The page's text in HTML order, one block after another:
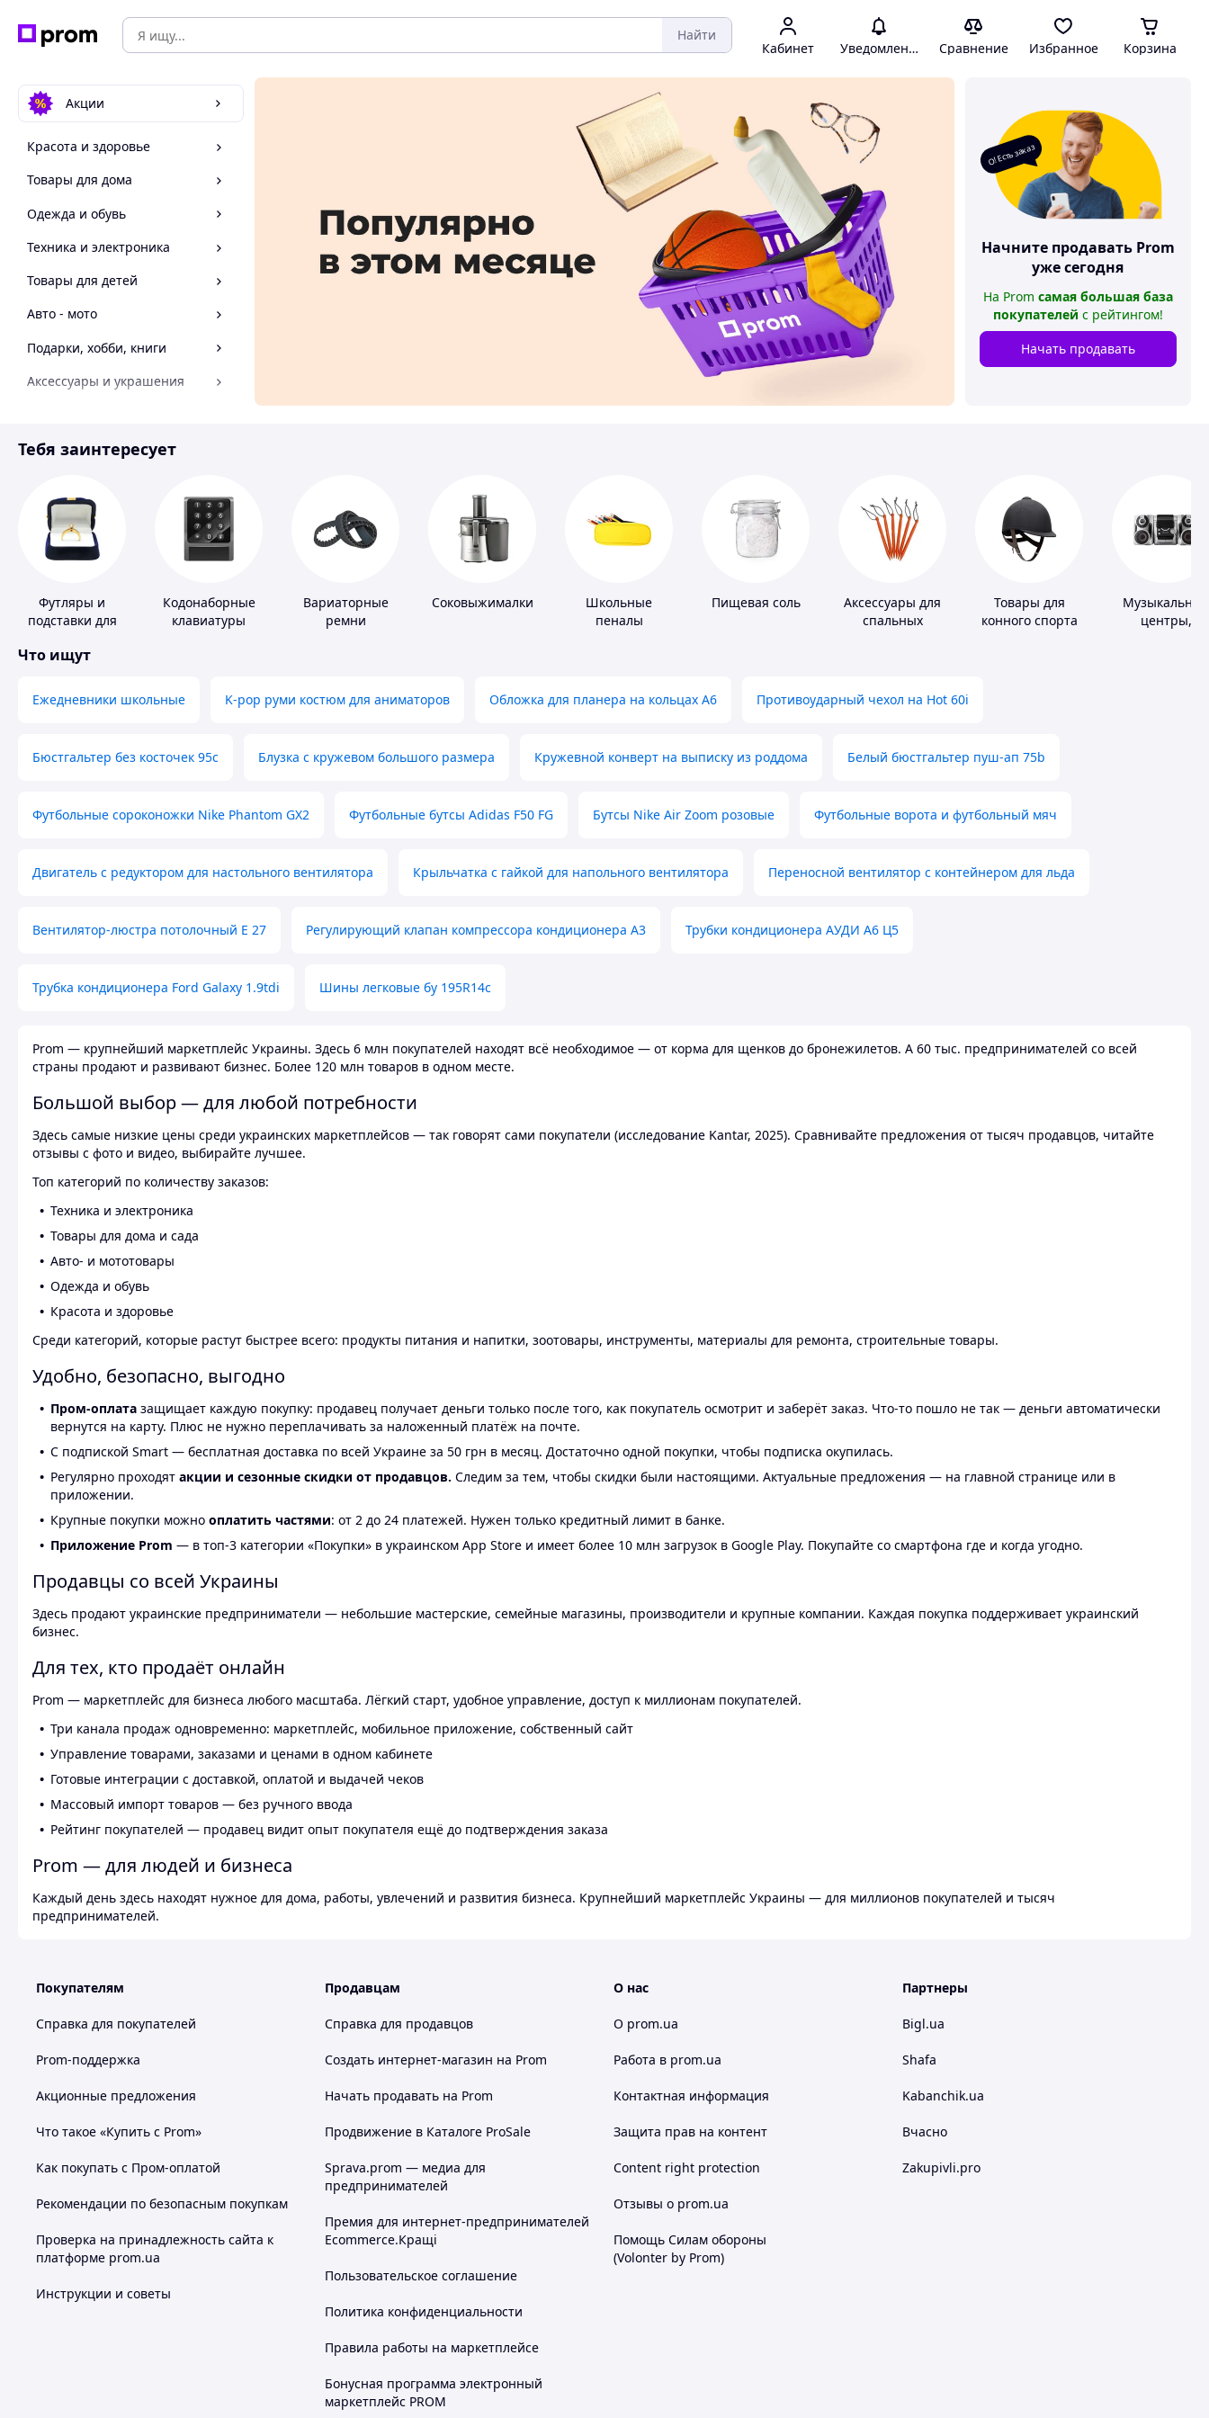
Найти
Кабинет Уведомления Сравнение Избранное Корзина
Акции
Красота и здоровье
Товары для дома
Одежда и обувь
Техника и электроника
Товары для детей
Авто - мото
Подарки, хобби, книги
Аксессуары и украшения
Спорт и отдых
О! Есть заказ
Начните продавать Prom
уже сегодня
На Prom самая большая база
покупателей с рейтингом!
Начать продавать
Тебя заинтересует
Футляры и
подставки для
Кодонаборные
клавиатуры
Вариаторные
ремни
Соковыжималки
Школьные
пеналы
Пищевая соль
Аксессуары для
спальных
Товары для
конного спорта
Музыкальные
центры,
Что ищут
Ежедневники школьные K-pop руми костюм для аниматоров Обложка для планера на кольцах А6 Противоударный чехол на Hot 60i
Бюстгальтер без косточек 95с Блузка с кружевом большого размера Кружевной конверт на выписку из роддома Белый бюстгальтер пуш-ап 75b
Футбольные сороконожки Nike Phantom GX2 Футбольные бутсы Adidas F50 FG Бутсы Nike Air Zoom розовые Футбольные ворота и футбольный мяч
Двигатель с редуктором для настольного вентилятора Крыльчатка с гайкой для напольного вентилятора Переносной вентилятор с контейнером для льда
Вентилятор-люстра потолочный E 27 Регулирующий клапан компрессора кондиционера А3 Трубки кондиционера АУДИ А6 Ц5
Трубка кондиционера Ford Galaxy 1.9tdi Шины легковые бу 195R14c
Prom — крупнейший маркетплейс Украины. Здесь 6 млн покупателей находят всё необходимое — от корма для щенков до бронежилетов. А 60 тыс. предпринимателей со всей
страны продают и развивают бизнес. Более 120 млн товаров в одном месте.
Большой выбор — для любой потребности
Здесь самые низкие цены среди украинских маркетплейсов — так говорят сами покупатели (исследование Kantar, 2025). Сравнивайте предложения от тысяч продавцов, читайте
отзывы с фото и видео, выбирайте лучшее.
Топ категорий по количеству заказов:
Техника и электроника
Товары для дома и сада
Авто- и мототовары
Одежда и обувь
Красота и здоровье
Среди категорий, которые растут быстрее всего: продукты питания и напитки, зоотовары, инструменты, материалы для ремонта, строительные товары.
Удобно, безопасно, выгодно
Пром-оплата защищает каждую покупку: продавец получает деньги только после того, как покупатель осмотрит и заберёт заказ. Что-то пошло не так — деньги автоматически
вернутся на карту. Плюс не нужно переплачивать за наложенный платёж на почте.
С подпиской Smart — бесплатная доставка по всей Украине за 50 грн в месяц. Достаточно одной покупки, чтобы подписка окупилась.
Регулярно проходят акции и сезонные скидки от продавцов. Следим за тем, чтобы скидки были настоящими. Актуальные предложения — на главной странице или в
приложении.
Крупные покупки можно оплатить частями: от 2 до 24 платежей. Нужен только кредитный лимит в банке.
Приложение Prom — в топ-3 категории «Покупки» в украинском App Store и имеет более 10 млн загрузок в Google Play. Покупайте со смартфона где и когда угодно.
Продавцы со всей Украины
Здесь продают украинские предприниматели — небольшие мастерские, семейные магазины, производители и крупные компании. Каждая покупка поддерживает украинский
бизнес.
Для тех, кто продаёт онлайн
Prom — маркетплейс для бизнеса любого масштаба. Лёгкий старт, удобное управление, доступ к миллионам покупателей.
Три канала продаж одновременно: маркетплейс, мобильное приложение, собственный сайт
Управление товарами, заказами и ценами в одном кабинете
Готовые интеграции с доставкой, оплатой и выдачей чеков
Массовый импорт товаров — без ручного ввода
Рейтинг покупателей — продавец видит опыт покупателя ещё до подтверждения заказа
Prom — для людей и бизнеса
Каждый день здесь находят нужное для дома, работы, увлечений и развития бизнеса. Крупнейший маркетплейс Украины — для миллионов покупателей и тысяч
предпринимателей.
Покупателям
Справка для покупателей
Prom-поддержка
Акционные предложения
Что такое «Купить с Prom»
Как покупать с Пром-оплатой
Рекомендации по безопасным покупкам
Проверка на принадлежность сайта к
платформе prom.ua
Инструкции и советы
Продавцам
Справка для продавцов
Создать интернет-магазин на Prom
Начать продавать на Prom
Продвижение в Каталоге ProSale
Sprava.prom — медиа для
предпринимателей
Премия для интернет-предпринимателей
Ecommerce.Кращі
Пользовательское соглашение
Политика конфиденциальности
Правила работы на маркетплейсе
Бонусная программа электронный
маркетплейс PROM
О нас
О prom.ua
Работа в prom.ua
Контактная информация
Защита прав на контент
Content right protection
Отзывы о prom.ua
Помощь Силам обороны
(Volonter by Prom)
Партнеры
Bigl.ua
Shafa
Kabanchik.ua
Вчасно
Zakupivli.pro